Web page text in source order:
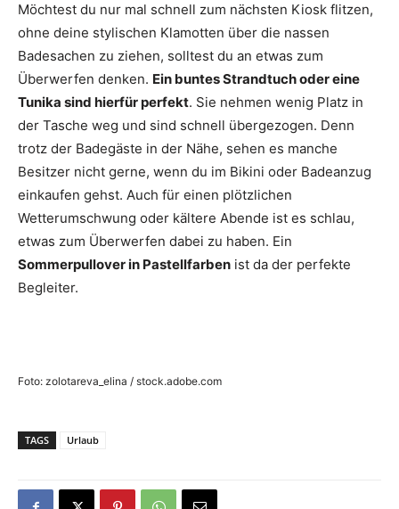
Möchtest du nur mal schnell zum nächsten Kiosk flitzen,
ohne deine stylischen Klamotten über die nassen
Badesachen zu ziehen, solltest du an etwas zum
Überwerfen denken. Ein buntes Strandtuch oder eine
Tunika sind hierfür perfekt. Sie nehmen wenig Platz in
der Tasche weg und sind schnell übergezogen. Denn
trotz der Badegäste in der Nähe, sehen es manche
Besitzer nicht gerne, wenn du im Bikini oder Badeanzug
einkaufen gehst. Auch für einen plötzlichen
Wetterumschwung oder kältere Abende ist es schlau,
etwas zum Überwerfen dabei zu haben. Ein
Sommerpullover in Pastellfarben ist da der perfekte
Begleiter.
Foto: zolotareva_elina / stock.adobe.com
TAGS Urlaub